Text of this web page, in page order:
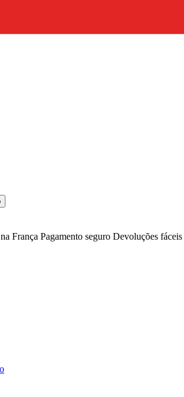
França Pagamento seguro Devoluções fáceis